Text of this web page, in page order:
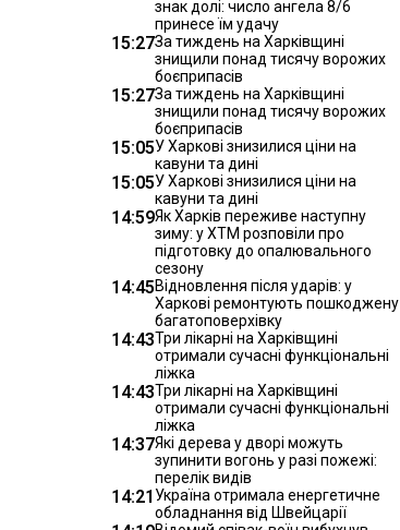
знак долі: число ангела 8/6
принесе їм удачу
15:27За тиждень на Харківщині
знищили понад тисячу ворожих
боєприпасів
15:27За тиждень на Харківщині
знищили понад тисячу ворожих
боєприпасів
15:05У Харкові знизилися ціни на
кавуни та дині
15:05У Харкові знизилися ціни на
кавуни та дині
14:59Як Харків переживе наступну
зиму: у ХТМ розповіли про
підготовку до опалювального
сезону
14:45Відновлення після ударів: у
Харкові ремонтують пошкоджену
багатоповерхівку
14:43Три лікарні на Харківщині
отримали сучасні функціональні
ліжка
14:43Три лікарні на Харківщині
отримали сучасні функціональні
ліжка
14:37Які дерева у дворі можуть
зупинити вогонь у разі пожежі:
перелік видів
14:21 Україна отримала енергетичне
обладнання від Швейцарії